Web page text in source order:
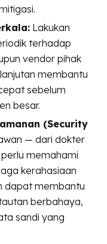
Lakukan
terhadap
vendor pihak
membantu
sebelum
besar.
(Security
— dari dokter
memahami
kerahasiaan
dapat membantu
berbahaya,
sandi yang